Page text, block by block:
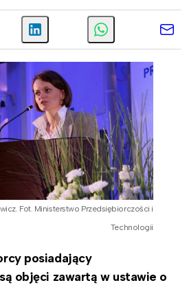
Fot. Ministerstwo Przedsiębiorczości i
Technologii
posiadający
objęci zawartą w ustawie o